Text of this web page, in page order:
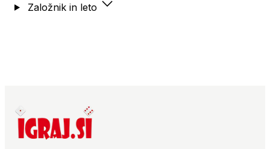
Založnik in leto